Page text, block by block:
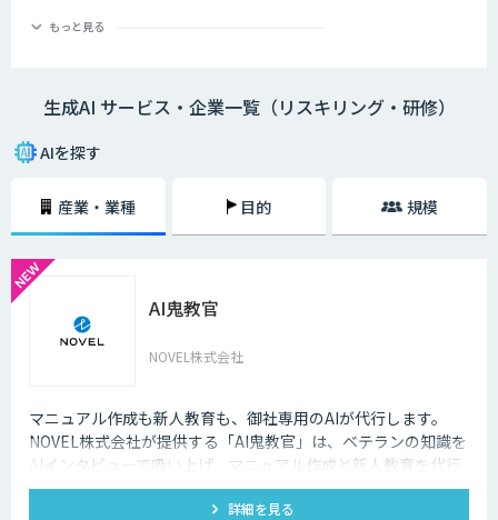
グラムのコード、文章など多岐にわたります。
もっと見る
生成AI サービス・企業一覧（リスキリング・研修）
AIを探す
産業・業種 目的 規模
AI鬼教官
NOVEL株式会社
マニュアル作成も新人教育も、御社専用のAIが代行します。
NOVEL株式会社が提供する「AI鬼教官」は、ベテランの知識を
AIインタビューで吸い上げ、マニュアル作成と新人教育を代行
するAI教育係です。24時間・出典つきで新人の質問に答えま
詳細を見る